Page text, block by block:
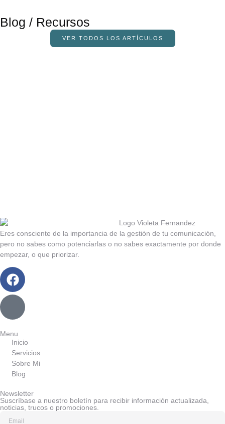
Blog / Recursos
VER TODOS LOS ARTÍCULOS
Eres consciente de la importancia de la gestión de tu comunicación,
pero no sabes como potenciarlas o no sabes exactamente por donde
empezar, o que priorizar.
Menu
Inicio
Servicios
Sobre Mi
Blog
Newsletter
Suscríbase a nuestro boletín para recibir información actualizada,
noticias, trucos o promociones.